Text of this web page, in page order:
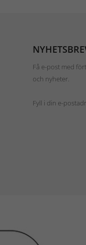
Få e-post med
och nyheter.
Fyll i din e-